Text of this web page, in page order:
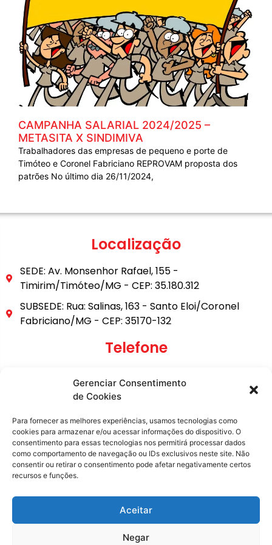
Gerenciar Consentimento
de Cookies
Para fornecer as melhores experiências, usamos tecnologias como
cookies para armazenar e/ou acessar informações do dispositivo. O
consentimento para essas tecnologias nos permitirá processar dados
como comportamento de navegação ou IDs exclusivos neste site. Não
consentir ou retirar o consentimento pode afetar negativamente certos
recursos e funções.
Aceitar
Negar
CAMPANHA SALARIAL 2024/2025 –
METASITA X SINDIMIVA
Trabalhadores das empresas de pequeno e porte de
Timóteo e Coronel Fabriciano REPROVAM proposta dos
patrões No último dia 26/11/2024,
Localização
SEDE: Av. Monsenhor Rafael, 155 -
Timirim/Timóteo/MG - CEP: 35.180.312
SUBSEDE: Rua: Salinas, 163 - Santo Eloi/Coronel
Fabriciano/MG - CEP: 35170-132
Telefone
(31) 99795-6921
E-mail
secretaria@metasita.org.br
Redes Sociais